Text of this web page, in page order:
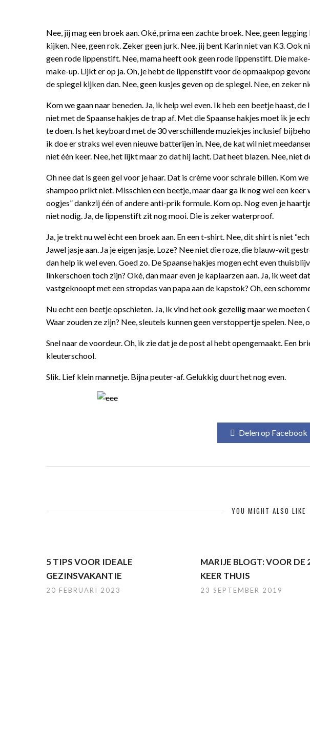
Nee, jij mag een broek aan. Oké, prima een zachte broek. Nee, geen
kijken. Nee, geen rok. Zeker geen jurk. Nee, jij bent Karin niet van K3. Ook
geen rode lippenstift. Nee, mama heeft ook geen rode lippenstift. Die
make-up. Lijkt er op ja. Oh, je hebt de lippenstift voor de opmaakpop
de spiegel kijken dan. Nee, geen kusjes geven op de spiegel. Nee, en zeker
Kom we gaan naar beneden. Ja, ik help wel even. Ik heb een beetje haast,
niet met de Spaanse hakjes de trap af. Met die Spaanse hakjes moet ik je
te doen. Is het keyboard met de 30 verschillende muziekjes inclusief
ik doe er straks wel even nieuwe batterijen in. Nee, de kat wil niet
niet één keer. Nee, het lijkt maar zo dat hij lacht. Dat heet blazen. Nee, niet
Oh nee dat is geen gel voor je haar. Dat is crème voor schrale billen. Kom
shampoo prikt niet. Misschien een beetje, maar daar ga ik nog wel een
oogjes” dankzij één of andere anti-prik formule. Kom op. Nog even je
niet nodig. Ja, de lippenstift zit nog mooi. Die is zeker waterproof.
Ja, je trekt nu wel ècht een broek aan. En een t-shirt. Nee, dit shirt is niet
Jawel jasje aan. Ja je eigen jasje. Loze? Nee niet die roze, die blauw-wit
dan help ik wel even. Goed zo. De Spaanse hakjes mogen echt even
linkerschoen toch zijn? Oké, dan maar even je kaplaarzen aan. Ja, ik weet
vastgeknoopt met een stropdas van papa aan de kapstok? Oh, een
Nu echt een beetje opschieten. Ja, ik vind het ook gezellig maar we
Waar zouden ze zijn? Nee, sleutels kunnen geen verstoppertje spelen.
Snel naar de voordeur. Oh, ik zie dat je de post al hebt opengemaakt. Een
kleuterschool.
Slik. Lief klein mannetje. Bijna peuter-af. Gelukkig duurt het nog even.
Delen op Facebook
YOU MIGHT ALSO LIKE
5 TIPS VOOR IDEALE
GEZINSVAKANTIE
20 FEBRUARI 2023
MARIJE BLOGT: VOOR DE
KEER THUIS
23 SEPTEMBER 2019